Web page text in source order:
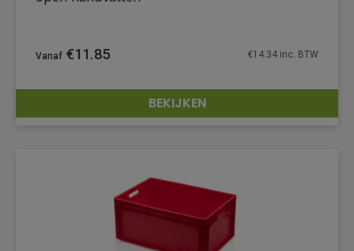
DETAILS
€11.85 €14.34 inc. BTW
BEKIJKEN